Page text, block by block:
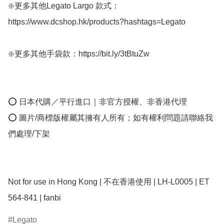
❇️更多其他Legato Largo 款式：
https://www.dcshop.hk/products?hashtags=Legato
❇️更多其他手袋款：https://bit.ly/3tBtuZw
⭕ 日本代購／平行進口｜非官方授權、非香港代理
⭕ 圖片/商標版權屬其擁有人所有；如有權利問題請聯絡我
們處理/下架
Not for use in Hong Kong | 不在香港使用 | LH-L0005 | ET
564-841 | fanbi
Legato